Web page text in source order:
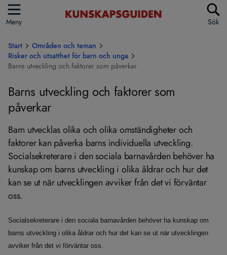
Meny Sök
Start
Områden och teman
Risker och utsatthet för barn och unga
Barns utveckling och faktorer som påverkar
Barns utveckling och faktorer som
påverkar
Barn utvecklas olika och olika omständigheter och
faktorer kan påverka barns individuella utveckling.
Socialsekreterare i den sociala barnavården behöver ha
kunskap om barns utveckling i olika åldrar och hur det
kan se ut när utvecklingen avviker från det vi förväntar
oss.
Socialsekreterare i den sociala barnavården behöver ha kunskap om
barns utveckling i olika åldrar och hur det kan se ut när utvecklingen
avviker från det vi förväntar oss.